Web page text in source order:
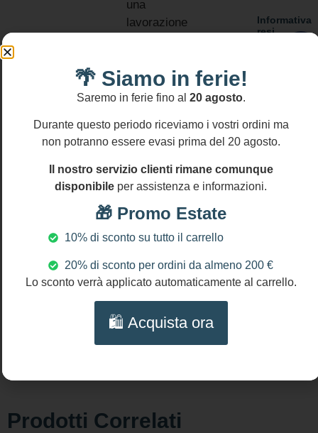
una
lavorazione
molta
abilità.
MATERIALI:
Zama
cristalli
Perla
maiorca
Lunghezza
orecchini:
cm 6 (2.4″)
NICHEL
AND LEAD
FREE
Informativa
resi
Prodotti Correlati
🌴 Siamo in ferie!
Saremo in ferie fino al 20 agosto.
Durante questo periodo riceviamo i vostri ordini ma
non potranno essere evasi prima del 20 agosto.
Il nostro servizio clienti rimane comunque
disponibile per assistenza e informazioni.
🎁 Promo Estate
10% di sconto su tutto il carrello
20% di sconto per ordini da almeno 200 €
Lo sconto verrà applicato automaticamente al carrello.
🛍️ Acquista ora